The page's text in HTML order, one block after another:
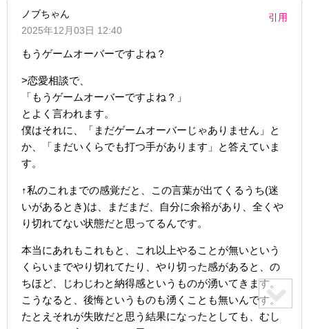
ノブちゃん
2025年12月03日 12:40
引用
もうゲームオーバーですよね？
>恋愛相談で、
「もうゲームオーバーですよね？」
とよく言われます。
僕はそれに、「まだゲームオーバーじゃありません」と
か、「まだいくらでも打つ手があります」と答えていま
す。
↑私のこれまでの感覚だと、この言葉が出てくるうち(迷
いがあるとき)は、まだまだ、自分に余裕があり、全くや
り切れてない状態だと思ってるんです。
本当にあれもこれもと、これ以上やることが無いという
くらいまでやり切れてたり、やり切った感があると、の
ちほど、じわじわと納得感というものが湧いてきます。
こうなると、後悔というものも湧くことも無いんです。
たとえそれが失敗だと思う結果になったとしても、むし